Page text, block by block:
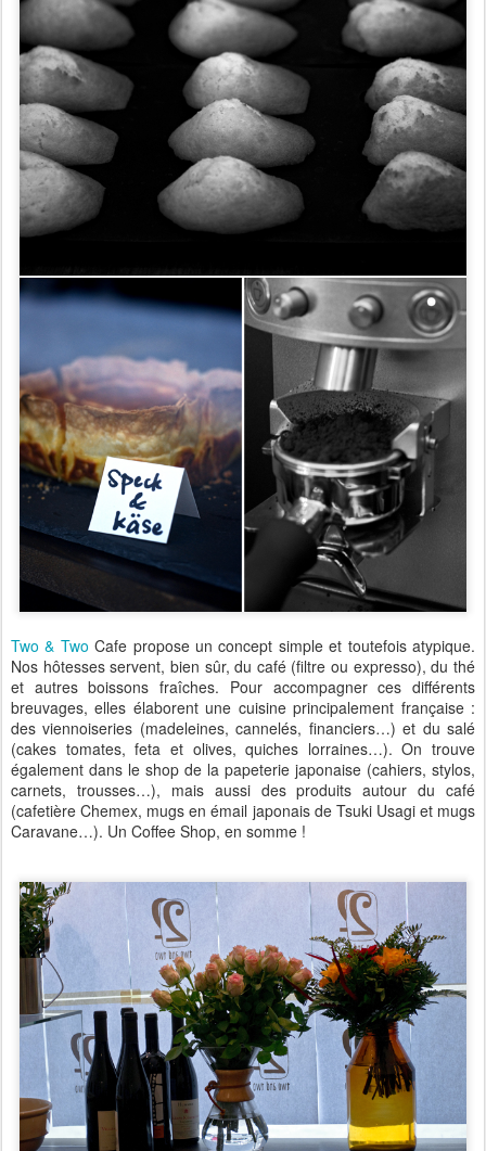
Two & Two Cafe propose un concept simple et toutefois atypique.
Nos hôtesses servent, bien sûr, du café (filtre ou expresso), du thé
et autres boissons fraîches. Pour accompagner ces différents
breuvages, elles élaborent une cuisine principalement française :
des viennoiseries (madeleines, cannelés, financiers…) et du salé
(cakes tomates, feta et olives, quiches lorraines…). On trouve
également dans le shop de la papeterie japonaise (cahiers, stylos,
carnets, trousses…), mais aussi des produits autour du café
(cafetière Chemex, mugs en émail japonaisde Tsuki Usagi etmugs
Caravane…). Un Coffee Shop, en somme !